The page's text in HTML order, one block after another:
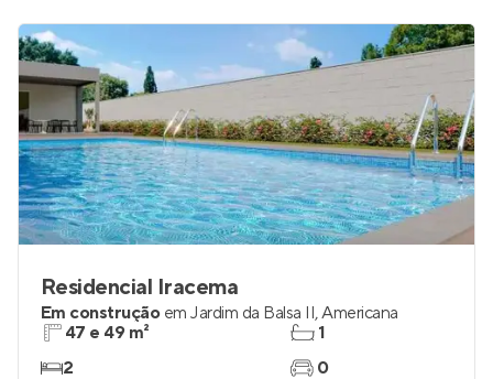
Residencial Iracema
Em construção em Jardim da Balsa II,Americana
47 e 49 m²
2
1
0